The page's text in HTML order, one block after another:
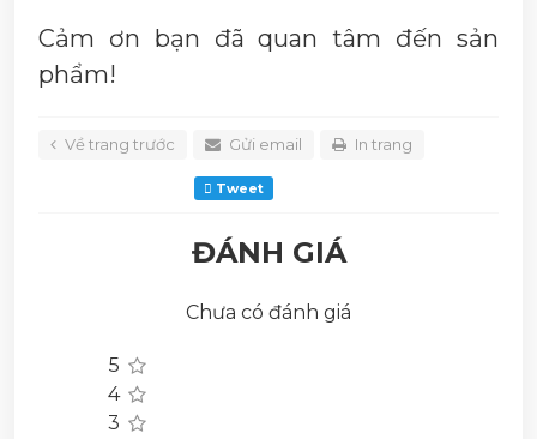
Cảm ơn bạn đã quan tâm đến sản
phẩm!
Về trang trước Gửi email In trang
Tweet
ĐÁNH GIÁ
Chưa có đánh giá
5
4
3